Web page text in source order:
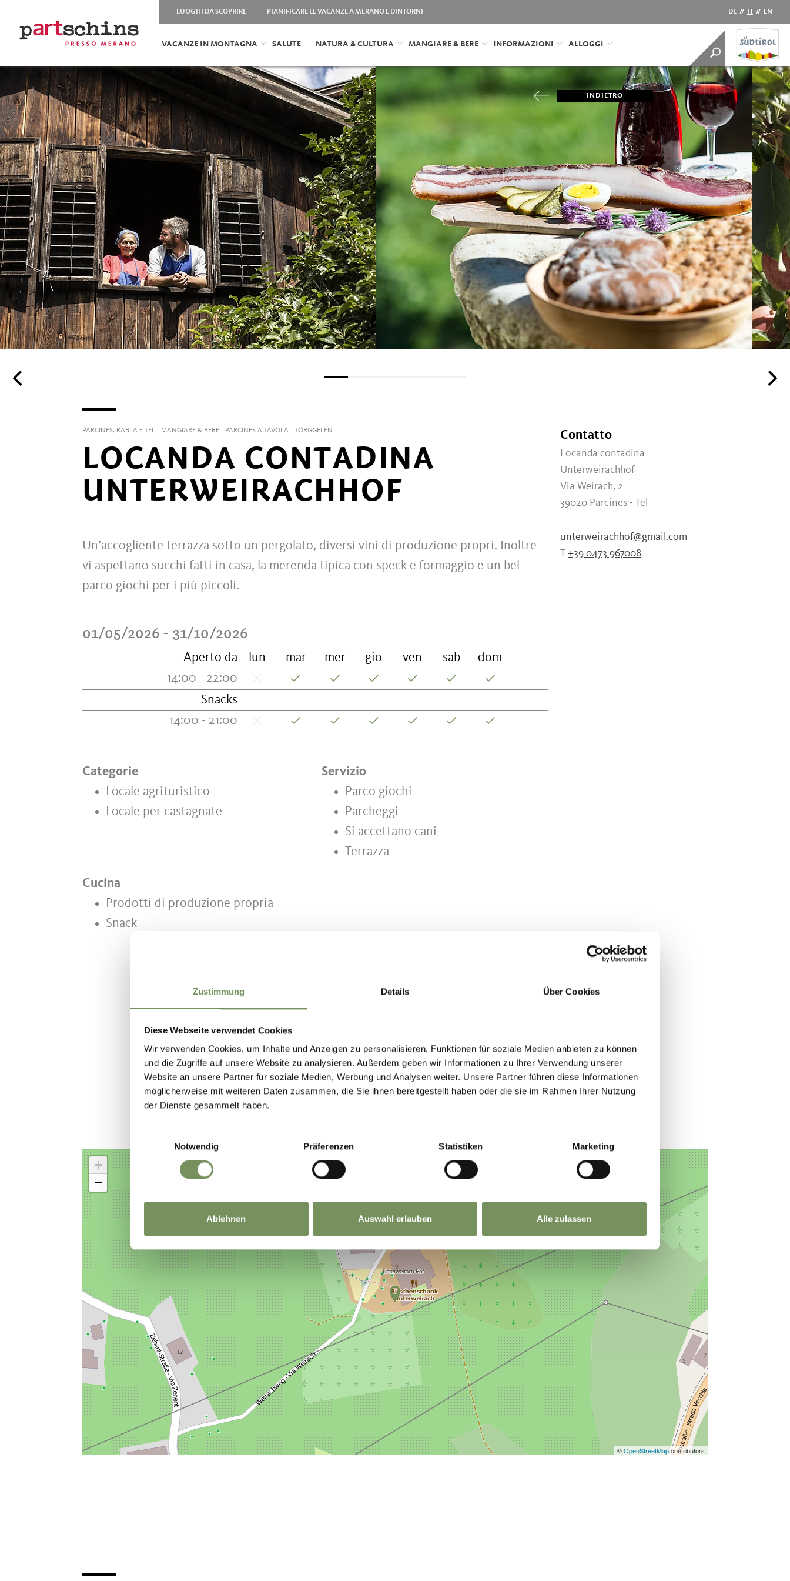
Zustimmung Details Über Cookies
Diese Webseite verwendet Cookies
Wir verwenden Cookies, um Inhalte und Anzeigen zu personalisieren, Funktionen für soziale Medien anbieten zu können
und die Zugriffe auf unsere Website zu analysieren. Außerdem geben wir Informationen zu Ihrer Verwendung unserer
Website an unsere Partner für soziale Medien, Werbung und Analysen weiter. Unsere Partner führen diese Informationen
möglicherweise mit weiteren Daten zusammen, die Sie ihnen bereitgestellt haben oder die sie im Rahmen Ihrer Nutzung
der Dienste gesammelt haben.
Notwendig
Präferenzen Statistiken Marketing
Ablehnen Auswahl erlauben Alle zulassen
LUOGHI DA SCOPRIRE PIANIFICARE LE VACANZE A MERANO E DINTORNI DE // IT // EN
VACANZE IN MONTAGNA SALUTE NATURA & CULTURA MANGIARE & BERE INFORMAZIONI ALLOGGI
INDIETRO
PARCINES, RABLA E TEL MANGIARE & BERE PARCINES A TAVOLA TÖRGGELEN
LOCANDA CONTADINA
UNTERWEIRACHHOF
Un’accogliente terrazza sotto un pergolato, diversi vini di produzione propri. Inoltre
vi aspettano succhi fatti in casa, la merenda tipica con speck e formaggio e un bel
parco giochi per i più piccoli.
01/05/2026 - 31/10/2026
Aperto da lun mar mer gio ven sab
dom
14:00 - 22:00
Snacks
14:00 - 21:00
Categorie
Locale agrituristico
Locale per castagnate
Servizio
Parco giochi
Parcheggi
Si accettano cani
Terrazza
Cucina
Prodotti di produzione propria
Snack
Contatto
Locanda contadina
Unterweirachhof
Via Weirach, 2
39020 Parcines - Tel
unterweirachhof@gmail.com
T +39 0473 967008
+
−
©OpenStreetMapcontributors